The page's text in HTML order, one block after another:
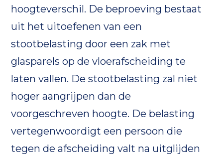
hoogteverschil. De beproeving bestaat
uit het uitoefenen van een
stootbelasting door een zak met
glasparels op de vloerafscheiding te
laten vallen. De stootbelasting zal niet
hoger aangrijpen dan de
voorgeschreven hoogte. De belasting
vertegenwoordigt een persoon die
tegen de afscheiding valt na uitglijden